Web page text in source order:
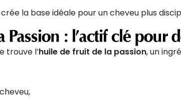
crée la base idéale pour un cheveu plus
Passion : l’actif clé pour
trouve l’huile de fruit de la passion, un